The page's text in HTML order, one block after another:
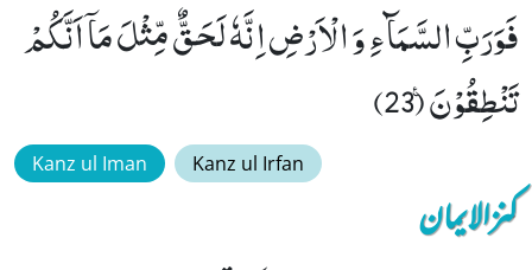
فَوَرَبِّ السَّمَآءِ وَ الْاَرْضِ اِنَّهٗ لَحَقٌّ مِّثْلَ مَاۤ اَنَّكُمْ
تَنْطِقُوْنَ۠ (23)
Kanz ul Iman Kanz ul Irfan
کنزالایمان